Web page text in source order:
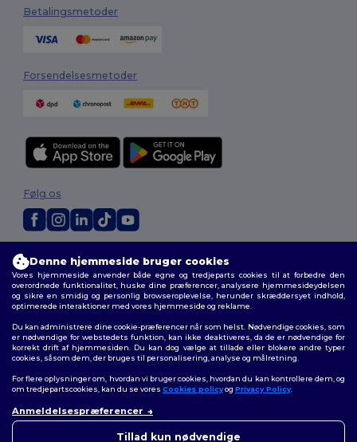
Betalingsmetoder
Forsendelsesmetoder
Vilkår og Betingelser
|Tilpasset politik Fortrolighedspolitik|
Politik for
cookies|Sitemap
Følg os
Denne hjemmeside bruger cookies
Vores hjemmeside anvender både egne og tredjeparts cookies til at forbedre den
overordnede funktionalitet, huske dine præferencer, analysere hjemmesideydelsen
og sikre en smidig og personlig browseroplevelse, herunder skræddersyet indhold,
optimerede interaktioner med vores hjemmeside og reklame.
Du kan administrere dine cookie-præferencer når som helst. Nødvendige cookies, som
er nødvendige for webstedets funktion, kan ikke deaktiveres, da de er nødvendige for
korrekt drift af hjemmesiden. Du kan dog vælge at tillade eller blokere andre typer
cookies, såsom dem, der bruges til personalisering, analyse og målretning.
For flere oplysninger om, hvordan vi bruger cookies, hvordan du kan kontrollere dem, og
om tredjepartscookies, kan du se vores Cookies policyog Privacy Policy.
Anmeldelsespræferencer
Tillad kun nødvendige